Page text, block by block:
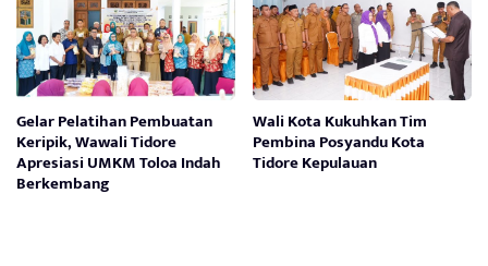
Gelar Pelatihan Pembuatan
Keripik, Wawali Tidore
Apresiasi UMKM Toloa Indah
Berkembang
Wali Kota Kukuhkan Tim
Pembina Posyandu Kota
Tidore Kepulauan